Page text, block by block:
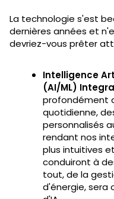
La technologie s'est
dernières années et
devriez-vous prêter
Intelligence
(AI/ML)
profondément
quotidienne,
personnalisés
rendant nos
plus intuitives
conduiront à
tout, de la
d'énergie, sera